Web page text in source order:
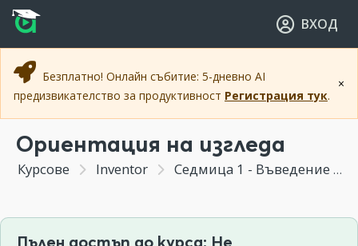
Прескочи към основното съдържание
Прескочи към навигацията
ВХОД
×
Безплатно! Онлайн събитие: 5-дневно AI
предизвикателство за продуктивност Регистрация тук.
Ориентация на изгледа
Курсове Inventor Седмица 1 - Въведение в Inventor
Пълен достъп до курса: Не